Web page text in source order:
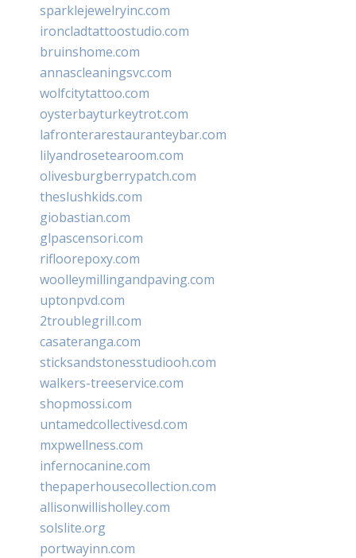
sparklejewelryinc.com
ironcladtattoostudio.com
bruinshome.com
annascleaningsvc.com
wolfcitytattoo.com
oysterbayturkeytrot.com
lafronterarestauranteybar.com
lilyandrosetearoom.com
olivesburgberrypatch.com
theslushkids.com
giobastian.com
glpascensori.com
rifloorepoxy.com
woolleymillingandpaving.com
uptonpvd.com
2troublegrill.com
casateranga.com
sticksandstonesstudiooh.com
walkers-treeservice.com
shopmossi.com
untamedcollectivesd.com
mxpwellness.com
infernocanine.com
thepaperhousecollection.com
allisonwillisholley.com
solslite.org
portwayinn.com